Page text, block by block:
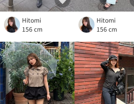
Hitomi
156 cm
Hitomi
156 cm